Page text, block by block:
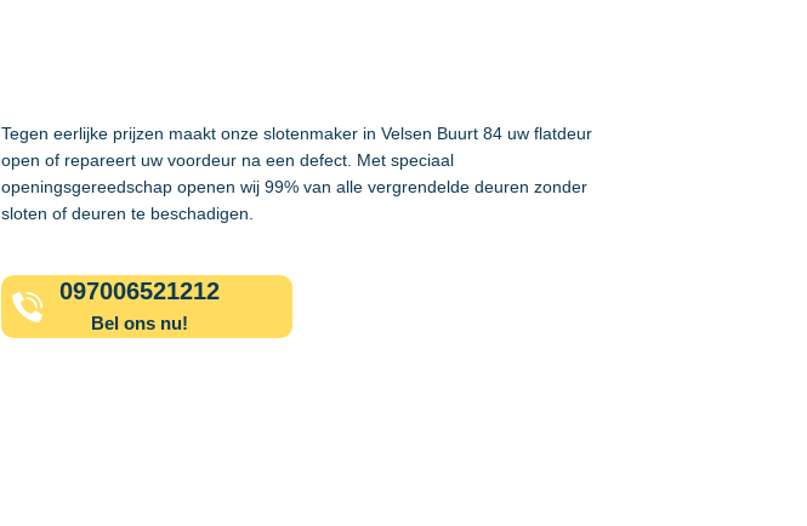
Tegen eerlijke prijzen maakt onze slotenmaker in Velsen Buurt 84 uw flatdeur
open of repareert uw voordeur na een defect. Met speciaal
openingsgereedschap openen wij 99% van alle vergrendelde deuren zonder
sloten of deuren te beschadigen.
097006521212
Bel ons nu!